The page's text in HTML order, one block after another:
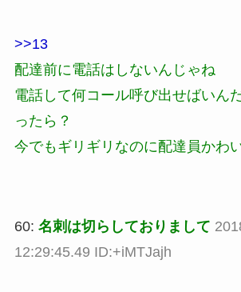
>>13
配達前に電話はしないんじゃね
電話して何コール呼び出せばいん
ったら？
今でもギリギリなのに配達員かわ
60: 名刺は切らしておりまして
12:29:45.49 ID:+iMTJajh